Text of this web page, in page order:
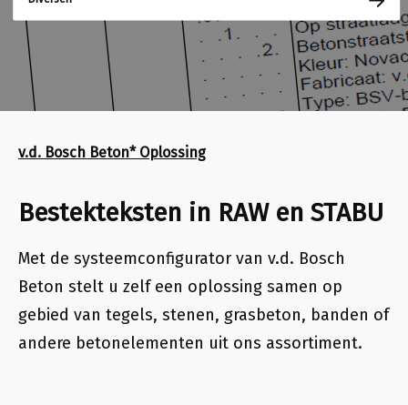
v.d. Bosch Beton* Oplossing
Bestekteksten in RAW en STABU
Met de systeemconfigurator van v.d. Bosch
Beton stelt u zelf een oplossing samen op
gebied van tegels, stenen, grasbeton, banden of
andere betonelementen uit ons assortiment.